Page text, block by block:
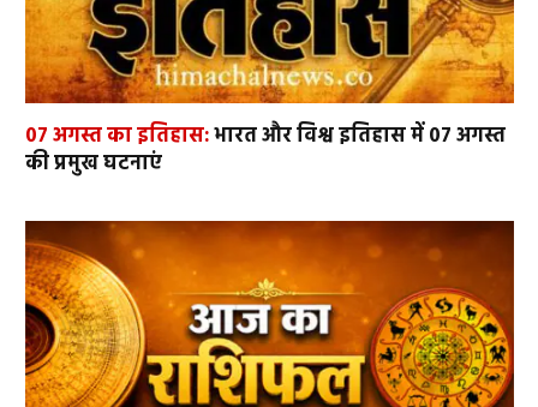
07 अगस्त का इतिहास:भारत और विश्व इतिहास में 07 अगस्त
की प्रमुख घटनाएं